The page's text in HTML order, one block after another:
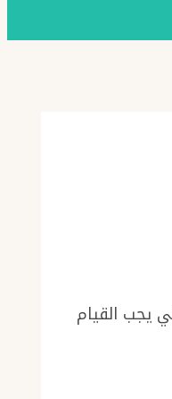
يجب القيام